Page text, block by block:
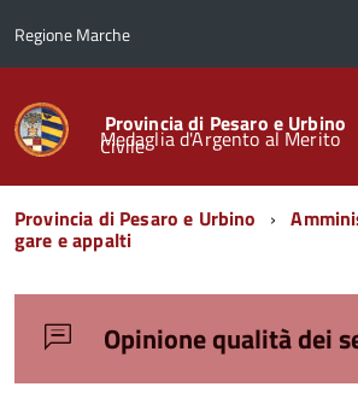
Regione Marche
Provincia di Pesaro e Urbino
Medaglia d'Argento al Merito
Civile
Menu
di
Provincia di Pesaro e Urbino
gare e appalti
Opinione qualità dei